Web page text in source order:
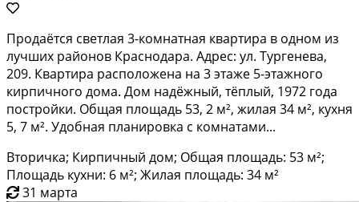
Продаётся светлая 3-комнатная квартира в одном из
лучших районов Краснодара. Адрес: ул. Тургенева,
209. Квартира расположена на 3 этаже 5-этажного
кирпичного дома. Дом надёжный, тёплый, 1972 года
постройки. Общая площадь 53, 2 м², жилая 34 м², кухня
5, 7 м². Удобная планировка с комнатами...
Вторичка; Кирпичный дом; Общая площадь: 53 м²;
Площадь кухни: 6 м²; Жилая площадь: 34 м²
31 марта